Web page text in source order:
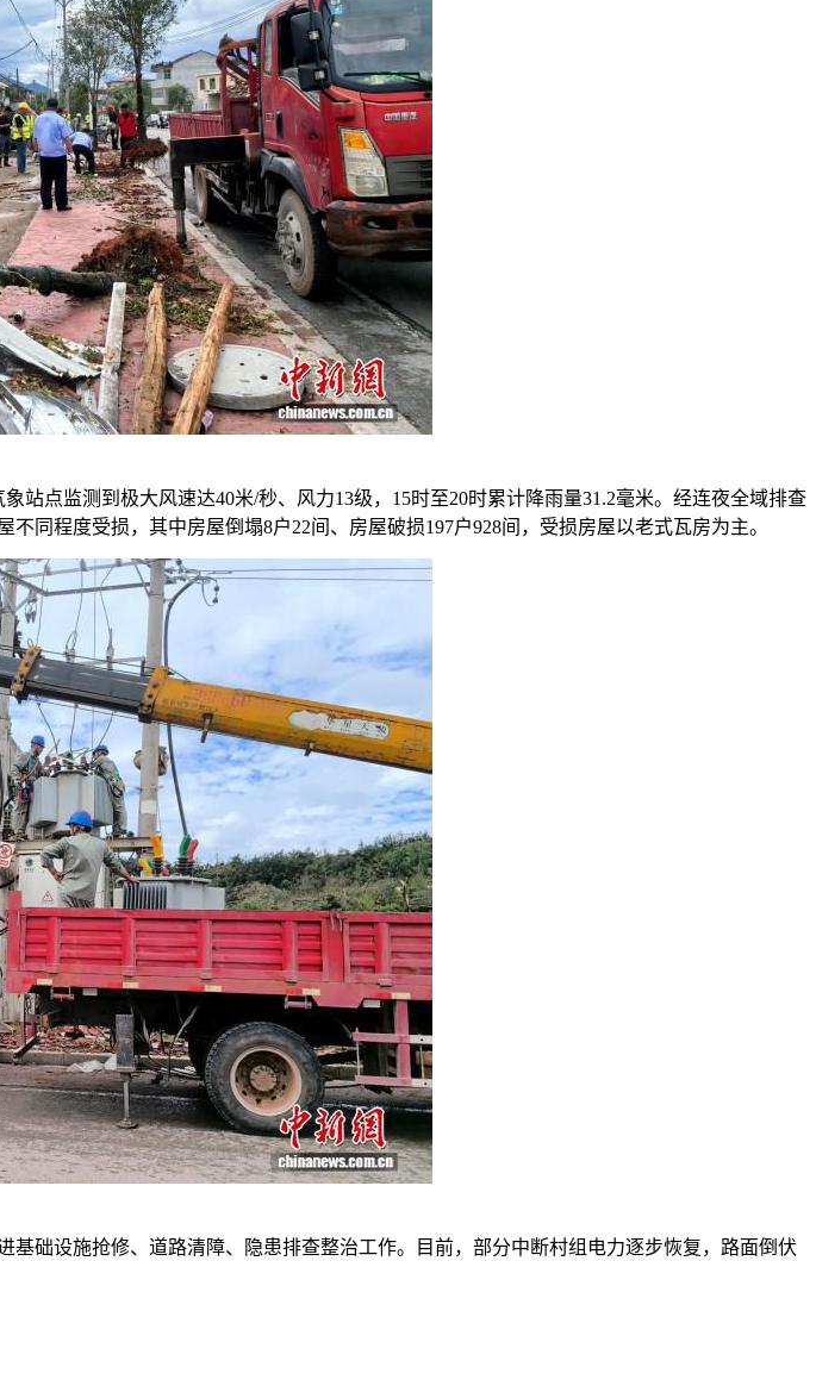
点监测到极大风速达40米/秒、风力13级，15时至20时累计降雨量31.2毫米。经连夜全域排查
同程度受损，其中房屋倒塌8户22间、房屋破损197户928间，受损房屋以老式瓦房为主。
础设施抢修、道路清障、隐患排查整治工作。目前，部分中断村组电力逐步恢复，路面倒伏